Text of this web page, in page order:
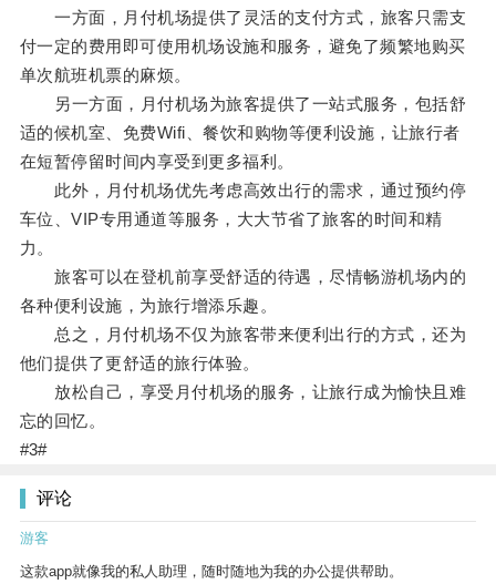
一方面，月付机场提供了灵活的支付方式，旅客只需支
付一定的费用即可使用机场设施和服务，避免了频繁地购买
单次航班机票的麻烦。
另一方面，月付机场为旅客提供了一站式服务，包括舒
适的候机室、免费Wifi、餐饮和购物等便利设施，让旅行者
在短暂停留时间内享受到更多福利。
此外，月付机场优先考虑高效出行的需求，通过预约停
车位、VIP专用通道等服务，大大节省了旅客的时间和精
力。
旅客可以在登机前享受舒适的待遇，尽情畅游机场内的
各种便利设施，为旅行增添乐趣。
总之，月付机场不仅为旅客带来便利出行的方式，还为
他们提供了更舒适的旅行体验。
放松自己，享受月付机场的服务，让旅行成为愉快且难
忘的回忆。
#3#
评论
游客
这款app就像我的私人助理，随时随地为我的办公提供帮助。